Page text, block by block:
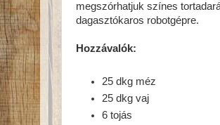
megszórhatjuk színes
dagasztókaros robotgépre.
Hozzávalók:
25 dkg méz
25 dkg vaj
6 tojás